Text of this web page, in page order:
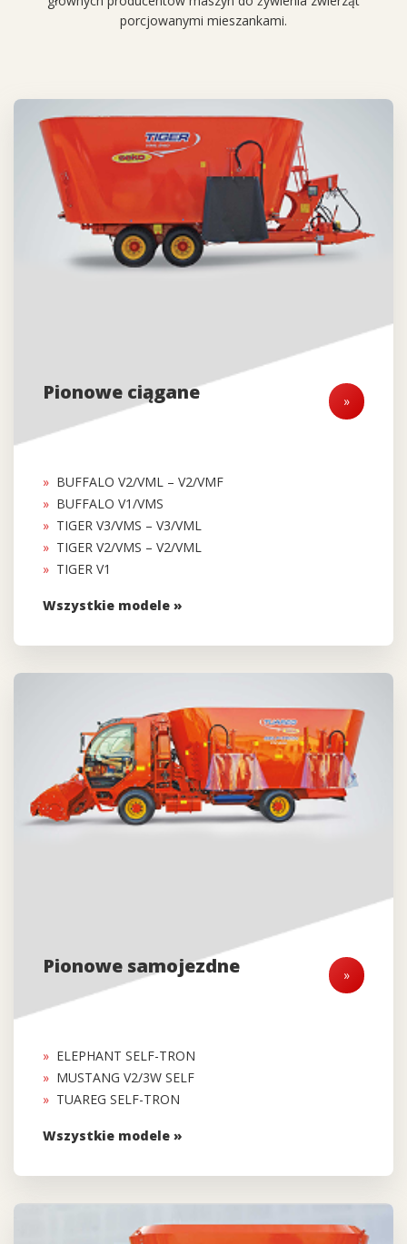
porcjowanymi mieszankami.
»
Pionowe ciągane
BUFFALO V2/VML – V2/VMF
BUFFALO V1/VMS
TIGER V3/VMS – V3/VML
TIGER V2/VMS – V2/VML
TIGER V1
Wszystkie modele »
»
Pionowe samojezdne
ELEPHANT SELF-TRON
MUSTANG V2/3W SELF
TUAREG SELF-TRON
Wszystkie modele »